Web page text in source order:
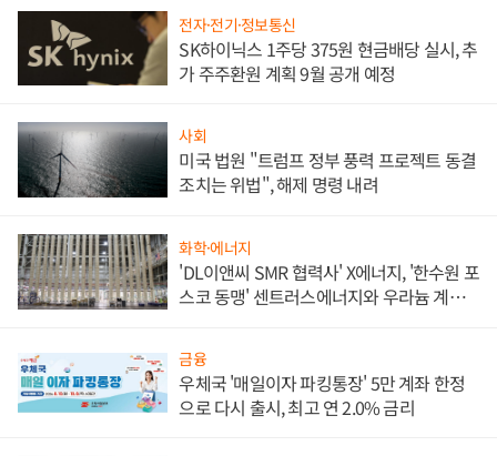
전자·전기·정보통신
SK하이닉스 1주당 375원 현금배당 실시, 추
가 주주환원 계획 9월 공개 예정
사회
미국 법원 "트럼프 정부 풍력 프로젝트 동결
조치는 위법", 해제 명령 내려
화학·에너지
'DL이앤씨 SMR 협력사' X에너지, '한수원 포
스코 동맹' 센트러스에너지와 우라늄 계약
금융
우체국 '매일이자 파킹통장' 5만 계좌 한정
으로 다시 출시, 최고 연 2.0% 금리